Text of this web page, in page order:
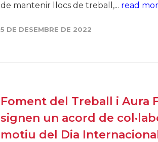
de mantenir llocs de treball,... read
5 DE DESEMBRE DE 2022
Foment del Treball i Aura
signen un acord de
motiu del Dia